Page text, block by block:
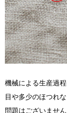
機械による生産過
目や多少のほつれ
問題はございません